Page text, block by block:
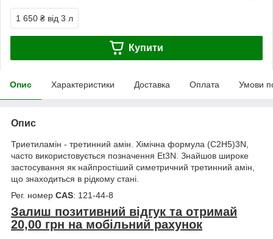
1 650 ₴ від 3 л
Купити
Опис Характеристики Доставка Оплата Умови
Опис
Триетиламін - третинний амін. Хімічна формула (C2H5)3N,
часто використовується позначення Et3N. Знайшов широке
застосування як найпростіший симетричний третинний амін,
що знаходиться в рідкому стані.
Рег. номер CAS: 121-44-8
Залиш позитивний відгук та отримай
20,00 грн на мобільний рахунок